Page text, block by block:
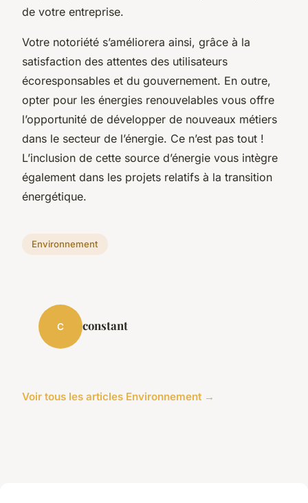
de votre entreprise.
Votre notoriété s’améliorera ainsi, grâce à la
satisfaction des attentes des utilisateurs
écoresponsables et du gouvernement. En outre,
opter pour les énergies renouvelables vous offre
l’opportunité de développer de nouveaux métiers
dans le secteur de l’énergie. Ce n’est pas tout !
L’inclusion de cette source d’énergie vous intègre
également dans les projets relatifs à la transition
énergétique.
Environnement
C constant
Voir tous les articles Environnement →